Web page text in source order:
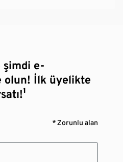
şimdi e-
olun! İlk üyelikte
* Zorunlu alan